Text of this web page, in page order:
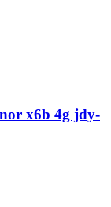
x6b 4g jdy-